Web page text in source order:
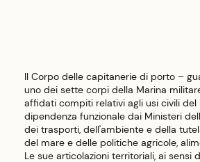
Il Corpo delle capitanerie di porto –
uno dei sette corpi della Marina
affidati compiti relativi agli usi civili del
dipendenza funzionale dai Ministeri
dei trasporti, dell'ambiente e della
del mare e delle politiche agricole,
Le sue articolazioni territoriali, ai sensi